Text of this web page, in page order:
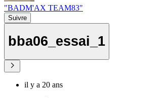
"BADM'AX TEAM83"
Suivre
bba06_essai_1
il y a 20 ans